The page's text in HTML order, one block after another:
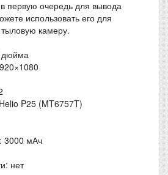
первую очередь для вывода
использовать его для
камеру.
дюйма
P25 (MT6757T)
3000 мАч
нет